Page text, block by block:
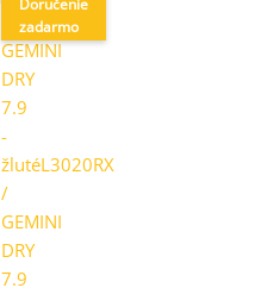
Doručenie
zadarmo